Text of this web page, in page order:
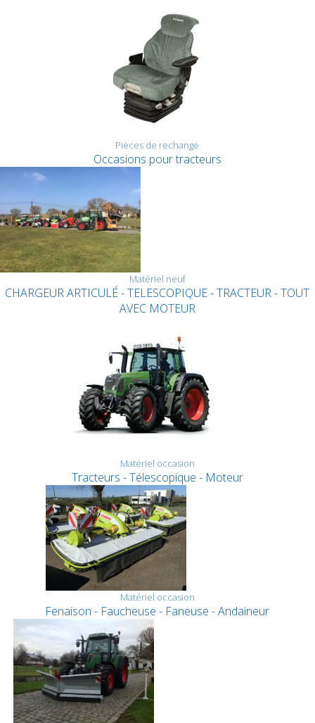
Pièces de rechange
Occasions pour tracteurs
Matériel neuf
CHARGEUR ARTICULÉ - TELESCOPIQUE - TRACTEUR - TOUT
AVEC MOTEUR
Matériel occasion
Tracteurs - Télescopique - Moteur
Matériel occasion
Fenaison - Faucheuse - Faneuse - Andaineur